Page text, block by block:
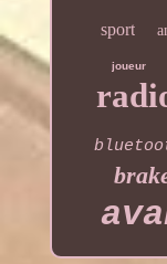
sport
joueur